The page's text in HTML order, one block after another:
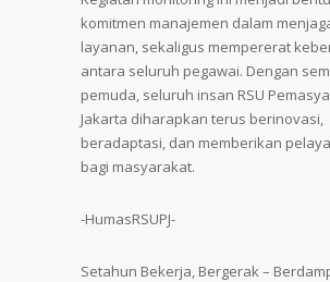
komitmen manajemen dalam
layanan, sekaligus mempererat
antara seluruh pegawai. Dengan
pemuda, seluruh insan RSU
Jakarta diharapkan terus berinovasi,
beradaptasi, dan memberikan
bagi masyarakat.
-HumasRSUPJ-
Setahun Bekerja, Bergerak –